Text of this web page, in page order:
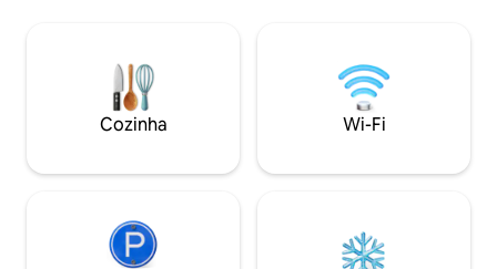
Cozinha Wi-Fi